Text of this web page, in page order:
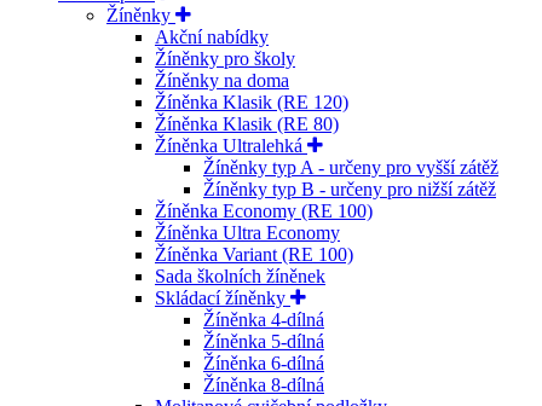
Žíněnky
Akční nabídky
Žíněnky pro školy
Žíněnky na doma
Žíněnka Klasik (RE 120)
Žíněnka Klasik (RE 80)
Žíněnka Ultralehká
Žíněnky typ A - určeny pro vyšší zátěž
Žíněnky typ B - určeny pro nižší zátěž
Žíněnka Economy (RE 100)
Žíněnka Ultra Economy
Žíněnka Variant (RE 100)
Sada školních žíněnek
Skládací žíněnky
Žíněnka 4-dílná
Žíněnka 5-dílná
Žíněnka 6-dílná
Žíněnka 8-dílná